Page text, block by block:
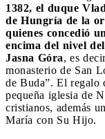
1382, el duque
de Hungría de la
quienes concedió
encima del nivel
Jasna Góra, es
monasterio de San
de Buda”. El regalo
pequeña iglesia de
cristianos, además
María con Su Hijo.